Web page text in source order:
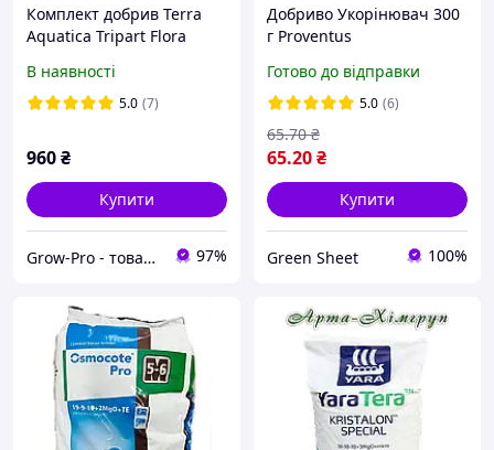
Комплект добрив Terra
Aquatica Tripart Flora
В наявності
5.0 (7)
960₴
Купити
Grow-Pro - товари для рослинництва та гідропоніки 97%
Добриво Укорінювач 300
г Proventus
Готово до відправки
5.0 (6)
65.20₴
65.70 ₴
Купити
Green Sheet 100%